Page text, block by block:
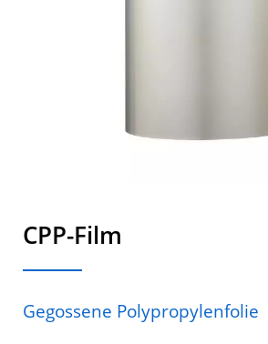
CPP-Film
Gegossene Polypropylenfolie